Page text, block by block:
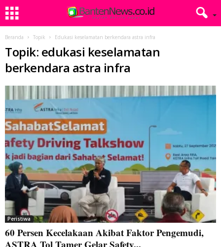
Beranda Topik Edukasi keselamatan berkendara astra infra
Topik: edukasi keselamatan
berkendara astra infra
Peristiwa
60 Persen Kecelakaan Akibat Faktor Pengemudi,
ASTRA Tol Tamer Gelar Safety...